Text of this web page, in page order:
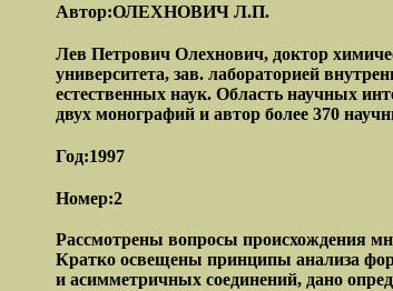
Автор:ОЛЕХНОВИЧ Л.П.
Лев Петрович Олехнович, доктор
университета, зав. лабораторией
естественных наук. Область научных
двух монографий и автор более 370
Год:1997
Номер:2
Рассмотрены вопросы происхождения
Кратко освещены принципы анализа
и асимметричных соединений, дано